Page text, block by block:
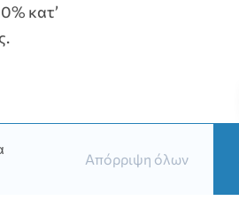
κατ’
Απόρριψη όλων